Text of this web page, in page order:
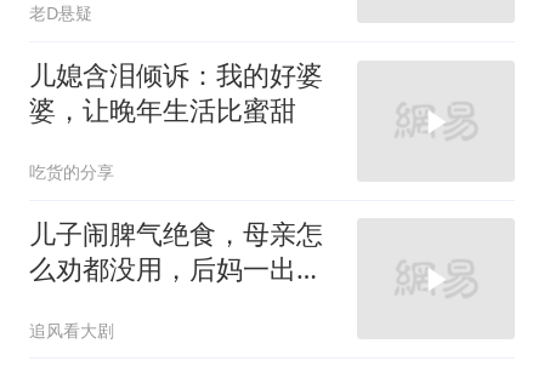
老D悬疑
儿媳含泪倾诉：我的好婆
婆，让晚年生活比蜜甜
吃货的分享
儿子闹脾气绝食，母亲怎
么劝都没用，后妈一出马
追风看大剧